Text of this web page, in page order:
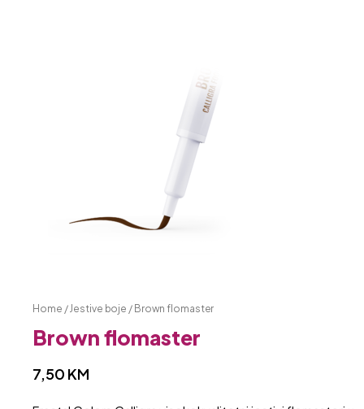
Home / Jestive boje / Brown flomaster
Brown flomaster
7,50 KM